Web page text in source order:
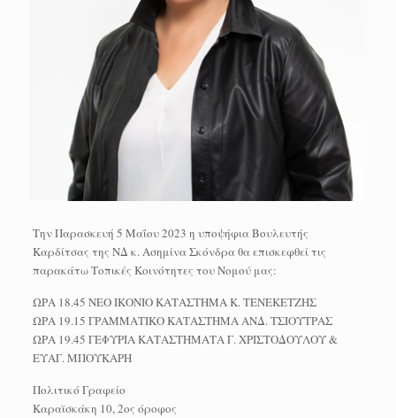
Την Παρασκευή 5 Μαΐου 2023 η υποψήφια Βουλευτής
Καρδίτσας της ΝΔ κ. Ασημίνα Σκόνδρα θα επισκεφθεί τις
παρακάτω Τοπικές Κοινότητες του Νομού μας:
ΩΡΑ 18.45 ΝΕΟ ΙΚΟΝΙΟ ΚΑΤΑΣΤΗΜΑ Κ. ΤΕΝΕΚΕΤΖΗΣ
ΩΡΑ 19.15 ΓΡΑΜΜΑΤΙΚΟ ΚΑΤΑΣΤΗΜΑ ΑΝΔ. ΤΣΙΟΥΤΡΑΣ
ΩΡΑ 19.45 ΓΕΦΥΡΙΑ ΚΑΤΑΣΤΗΜΑΤΑ Γ. ΧΡΙΣΤΟΔΟΥΛΟΥ &
ΕΥΑΓ. ΜΠΟΥΚΑΡΗ
Πολιτικό Γραφείο
Καραϊσκάκη 10, 2ος όροφος